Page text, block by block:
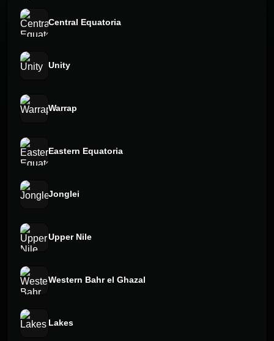
Central Equatoria
Unity
Warrap
Eastern Equatoria
Jonglei
Upper Nile
Western Bahr el Ghazal
Lakes